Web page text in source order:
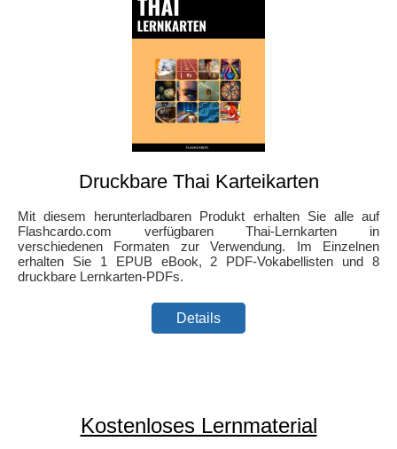
Druckbare Thai Karteikarten
Mit diesem herunterladbaren Produkt erhalten Sie alle auf
Flashcardo.com verfügbaren Thai-Lernkarten in
verschiedenen Formaten zur Verwendung. Im Einzelnen
erhalten Sie 1 EPUB eBook, 2 PDF-Vokabellisten und 8
druckbare Lernkarten-PDFs.
Details
Kostenloses Lernmaterial